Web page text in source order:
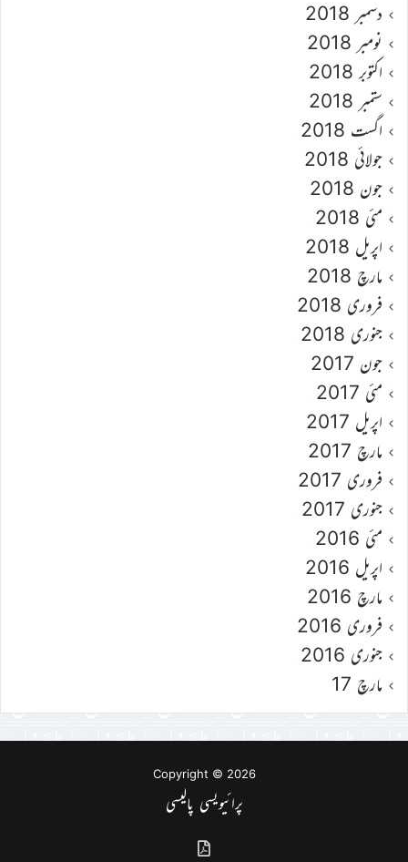
دسمبر 2018
نومبر 2018
اکتوبر 2018
ستمبر 2018
اگست 2018
جولائی 2018
جون 2018
مئی 2018
اپریل 2018
مارچ 2018
فروری 2018
جنوری 2018
جون 2017
مئی 2017
اپریل 2017
مارچ 2017
فروری 2017
جنوری 2017
مئی 2016
اپریل 2016
مارچ 2016
فروری 2016
جنوری 2016
مارچ 17
Copyright © 2026
پرائیویسی پالیسی
گذشتہ